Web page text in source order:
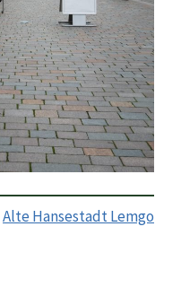
Alte Hansestadt Lemgo